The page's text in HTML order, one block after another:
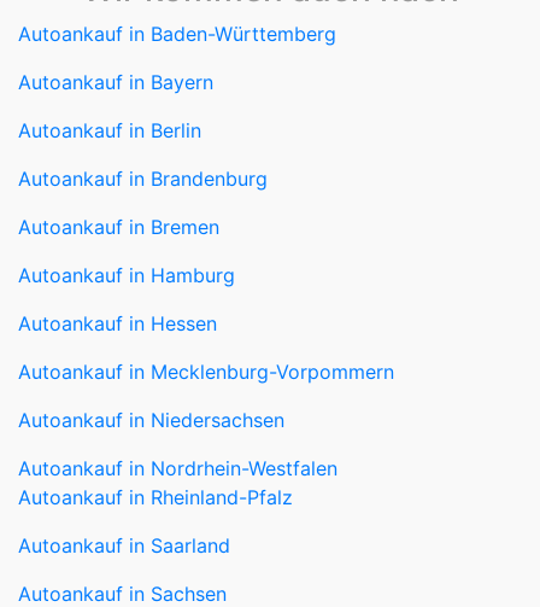
Autoankauf in Baden-Württemberg
Autoankauf in Bayern
Autoankauf in Berlin
Autoankauf in Brandenburg
Autoankauf in Bremen
Autoankauf in Hamburg
Autoankauf in Hessen
Autoankauf in Mecklenburg-Vorpommern
Autoankauf in Niedersachsen
Autoankauf in Nordrhein-Westfalen
Autoankauf in Rheinland-Pfalz
Autoankauf in Saarland
Autoankauf in Sachsen